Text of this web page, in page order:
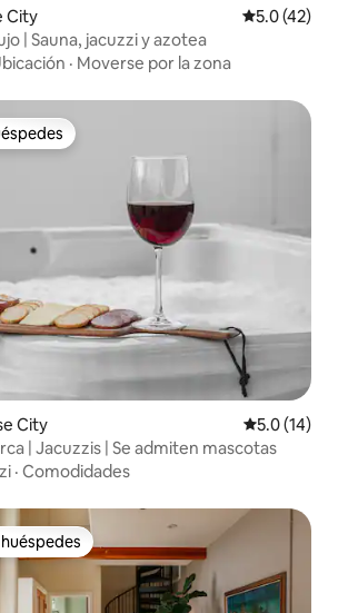
City Calificación
5.0 (42)
| Sauna, jacuzzi y azotea
· Moverse por la zona
City Calificación
5.0 (14)
| Jacuzzis | Se admiten mascotas
· Comodidades
preferido